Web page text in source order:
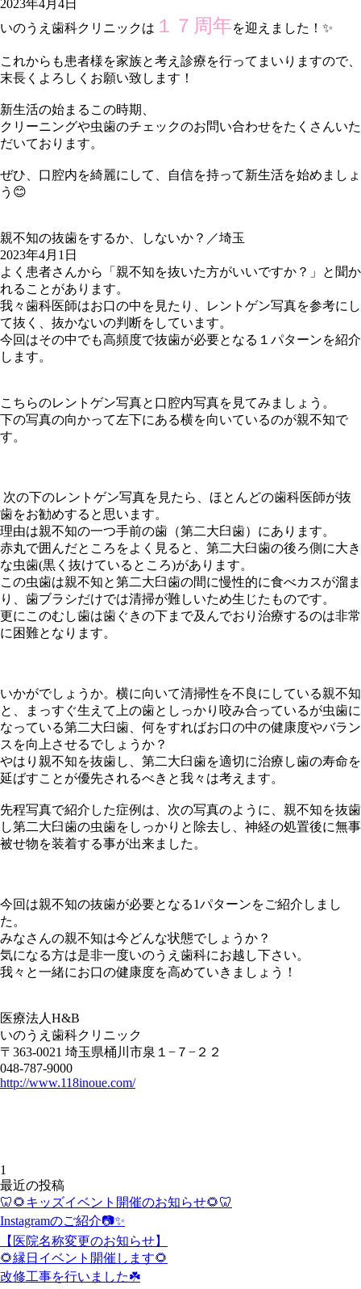
2023年4月4日
いのうえ歯科クリニックは １７周年を迎えました！✨
これからも患者様を家族と考え診療を行ってまいりますので、
末長くよろしくお願い致します！
新生活の始まるこの時期、
クリーニングや虫歯のチェックのお問い合わせをたくさんいた
だいております。
ぜひ、口腔内を綺麗にして、自信を持って新生活を始めましょ
う😊
親不知の抜歯をするか、しないか？／埼玉
2023年4月1日
よく患者さんから「親不知を抜いた方がいいですか？」と聞か
れることがあります。
我々歯科医師はお口の中を見たり、レントゲン写真を参考にし
て抜く、抜かないの判断をしています。
今回はその中でも高頻度で抜歯が必要となる１パターンを紹介
します。
こちらのレントゲン写真と口腔内写真を見てみましょう。
下の写真の向かって左下にある横を向いているのが親不知で
す。
次の下のレントゲン写真を見たら、ほとんどの歯科医師が抜
歯をお勧めすると思います。
理由は親不知の一つ手前の歯（第二大臼歯）にあります。
赤丸で囲んだところをよく見ると、第二大臼歯の後ろ側に大き
な虫歯(黒く抜けているところ)があります。
この虫歯は親不知と第二大臼歯の間に慢性的に食べカスが溜ま
り、歯ブラシだけでは清掃が難しいため生じたものです。
更にこのむし歯は歯ぐきの下まで及んでおり治療するのは非常
に困難となります。
いかがでしょうか。横に向いて清掃性を不良にしている親不知
と、まっすぐ生えて上の歯としっかり咬み合っているが虫歯に
なっている第二大臼歯、何をすればお口の中の健康度やバラン
スを向上させるでしょうか？
やはり親不知を抜歯し、第二大臼歯を適切に治療し歯の寿命を
延ばすことが優先されるべきと我々は考えます。
先程写真で紹介した症例は、次の写真のように、親不知を抜歯
し第二大臼歯の虫歯をしっかりと除去し、神経の処置後に無事
被せ物を装着する事が出来ました。
今回は親不知の抜歯が必要となる1パターンをご紹介しまし
た。
みなさんの親不知は今どんな状態でしょうか？
気になる方は是非一度いのうえ歯科にお越し下さい。
我々と一緒にお口の健康度を高めていきましょう！
医療法人H&B
いのうえ歯科クリニック
〒363-0021 埼玉県桶川市泉１−７−２２
048-787-9000
http://www.118inoue.com/
1
最近の投稿
🦷🌻キッズイベント開催のお知らせ🌻🦷
Instagramのご紹介📷✨
【医院名称変更のお知らせ】
🌻縁日イベント開催します🌻
改修工事を行いました☘️